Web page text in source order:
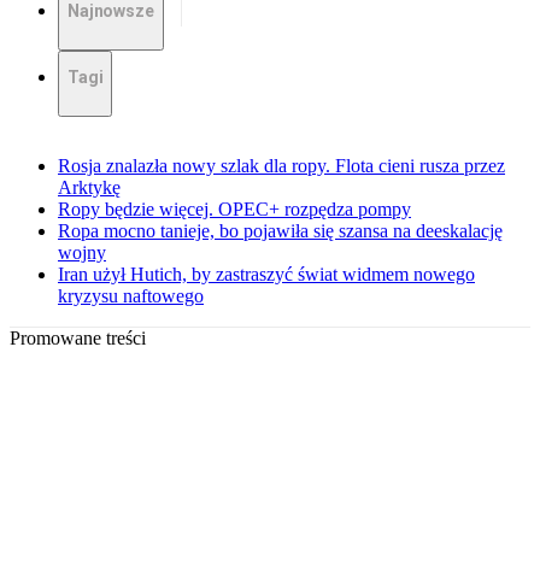
Najnowsze
Tagi
Rosja znalazła nowy szlak dla ropy. Flota cieni rusza przez
Arktykę
Ropy będzie więcej. OPEC+ rozpędza pompy
Ropa mocno tanieje, bo pojawiła się szansa na deeskalację
wojny
Iran użył Hutich, by zastraszyć świat widmem nowego
kryzysu naftowego
Promowane treści